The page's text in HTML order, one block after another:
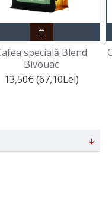
specială Blend
Bivouac
13,50€ (67,10Lei)